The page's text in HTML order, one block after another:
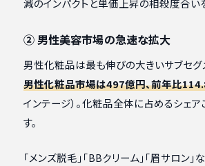
減のインパクトと単価上昇の相殺度合い
② 男性美容市場の急速な拡大
男性化粧品は最も伸びの大きいサブセグ
男性化粧品市場は497億円、前年比
インテージ）。化粧品全体に占めるシェ
す。
「メンズ脱毛」「BBクリーム」「眉サロン